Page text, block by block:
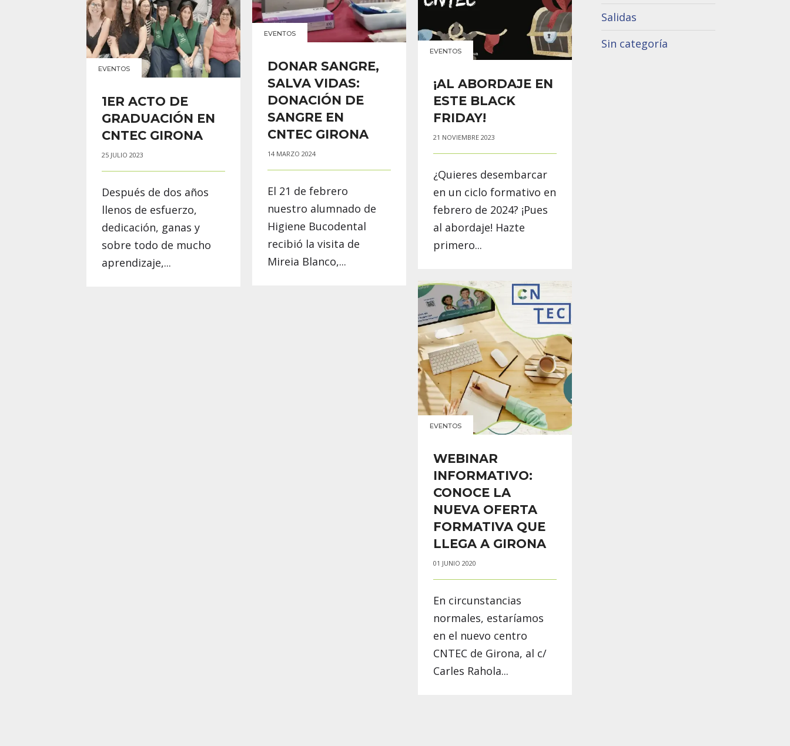
EVENTOS
DONAR SANGRE,
SALVA VIDAS:
DONACIÓN DE
SANGRE EN
CNTEC GIRONA
14 MARZO 2024
El 21 de febrero
nuestro alumnado de
Higiene Bucodental
recibió la visita de
Mireia Blanco,...
EVENTOS
¡AL ABORDAJE EN
ESTE BLACK
FRIDAY!
21 NOVIEMBRE 2023
¿Quieres desembarcar
en un ciclo formativo en
febrero de 2024? ¡Pues
al abordaje! Hazte
primero...
EVENTOS
1ER ACTO DE
GRADUACIÓN EN
CNTEC GIRONA
25 JULIO 2023
Después de dos años
llenos de esfuerzo,
dedicación, ganas y
sobre todo de mucho
aprendizaje,...
EVENTOS
WEBINAR
INFORMATIVO:
CONOCE LA
NUEVA OFERTA
FORMATIVA QUE
LLEGA A GIRONA
01 JUNIO 2020
En circunstancias
normales, estaríamos
en el nuevo centro
CNTEC de Girona, al c/
Carles Rahola...
Salidas
Sin categoría